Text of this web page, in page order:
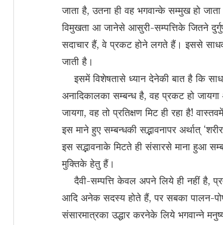
जाता है, उतना ही वह भगवान्के सम्मुख हो
विमुखता आ जानेसे आसुरी-सम्पत्तिके जितने
सदाचार हैं, वे प्रकट होने लगते हैं। इससे
जाती है।
इसमें विशेषतासे ध्यान देनेकी बात है कि
अनादिकालका सम्बन्ध है, वह प्रकट हो
जायगा, वह तो प्रतिक्षण मिट ही रहा है!
इस माने हुए सम्बन्धकी सद्भावनापर अर्थात्
इस सद्भावनाके मिटते ही संसारसे माना हुआ
मुक्तिके हेतु हैं।
दैवी-सम्पत्ति केवल अपने लिये ही नहीं है,
आदि अनेक सदस्य होते हैं, पर सबका पालन-
संसारमात्रका उद्धार करनेके लिये भगवान्ने